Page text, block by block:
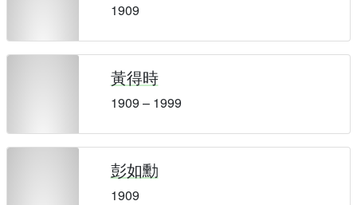
1909
黃得時
1909 – 1999
彭如勳
1909